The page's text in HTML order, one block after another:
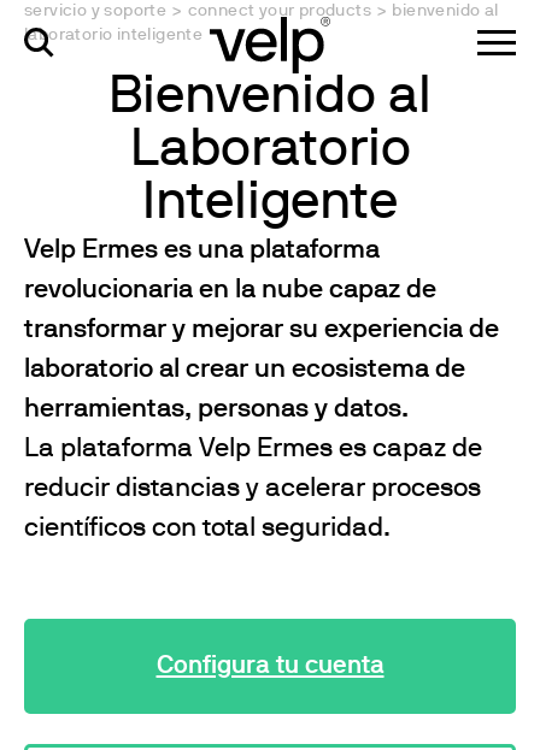
servicio y soporte > connect your products > bienvenido al
laboratorio inteligente
Bienvenido al
Laboratorio
Inteligente
Velp Ermes es una plataforma
revolucionaria en la nube capaz de
transformar y mejorar su experiencia de
laboratorio al crear un ecosistema de
herramientas, personas y datos.
La plataforma Velp Ermes es capaz de
reducir distancias y acelerar procesos
científicos con total seguridad.
Configura tu cuenta